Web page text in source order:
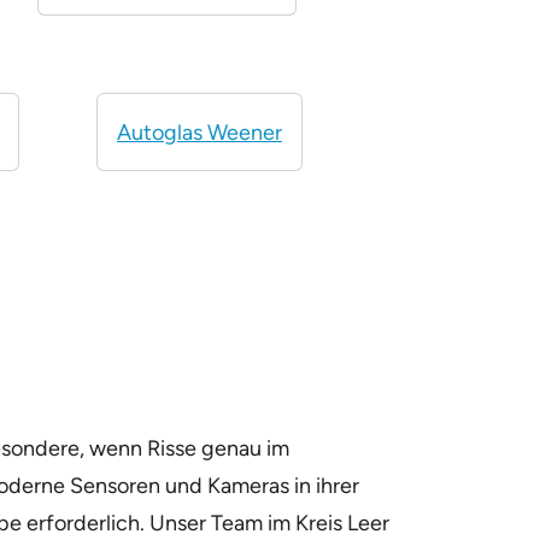
Autoglas Weener
wenn Risse genau im
Sensoren und Kameras in ihrer
erforderlich. Unser Team im Kreis Leer